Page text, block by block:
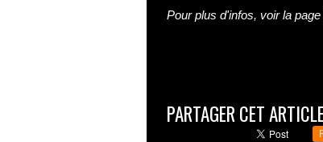
Pour plus d'infos, voir la page
PARTAGER CET ARTICLE